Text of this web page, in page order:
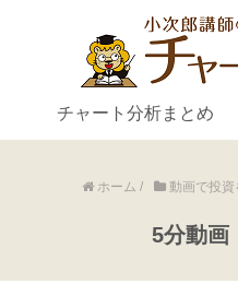
チャート分析まとめ
ホーム / 動画で投資
5分動画